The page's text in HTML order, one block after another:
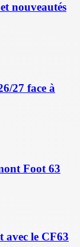
nouveautés
27 face à
Foot 63
le CF63